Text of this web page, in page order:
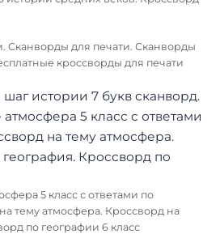
Сканворды для печати. Сканворды
кроссворды для печати
5 класс с ответами по
тему атмосфера. Кроссворд на
по географии 6 класс